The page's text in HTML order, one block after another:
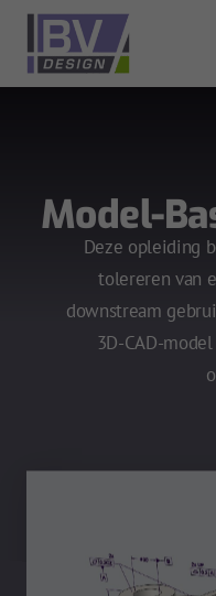
Model-
Deze opleiding
tolereren van
downstream
3D-CAD-